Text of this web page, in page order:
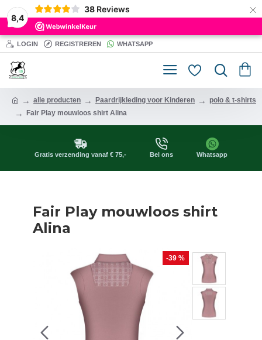
8,4
38 Reviews ×
LOGIN REGISTREREN WHATSAPP
alle producten Paardrijkleding voor Kinderen
polo & t-shirts
Fair Play mouwloos shirt Alina
Gratis verzending vanaf € 75,- Bel ons Whatsapp
Fair Play mouwloos shirt
Alina
-39 %